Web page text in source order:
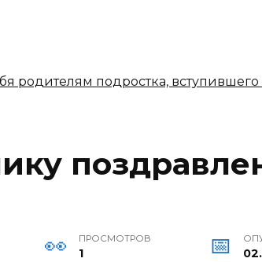
ПРОСМОТРОВ
1
родителям подростка,